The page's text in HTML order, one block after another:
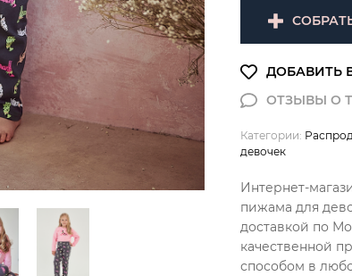
Категории:
девочек
Интернет-
пижама для
доставкой по
качественной
способом в